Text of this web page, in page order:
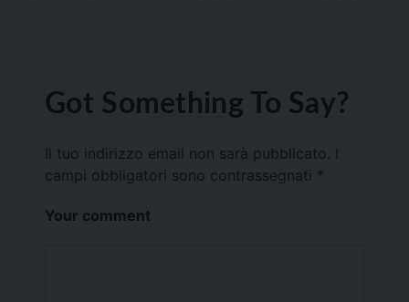
Got Something To Say?
Il tuo indirizzo email non sarà pubblicato.
campi obbligatori sono contrassegnati *
Your comment